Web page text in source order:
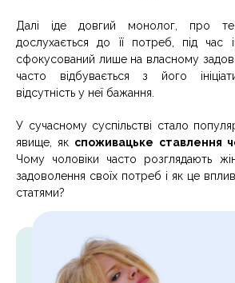
Далі іде довгий монолог, про
дослухається до її потреб, під час
сфокусований лише на власному
часто відбувається з його
відсутність у неї бажання.
У сучасному суспільстві стало
явище, як споживацьке ставлення
Чому чоловіки часто розглядають
задоволення своїх потреб і як це
статями?